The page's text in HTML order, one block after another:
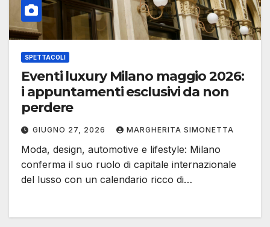
SPETTACOLI
Eventi luxury Milano maggio 2026:
i appuntamenti esclusivi da non
perdere
GIUGNO 27, 2026 MARGHERITA SIMONETTA
Moda, design, automotive e lifestyle: Milano
conferma il suo ruolo di capitale internazionale
del lusso con un calendario ricco di…